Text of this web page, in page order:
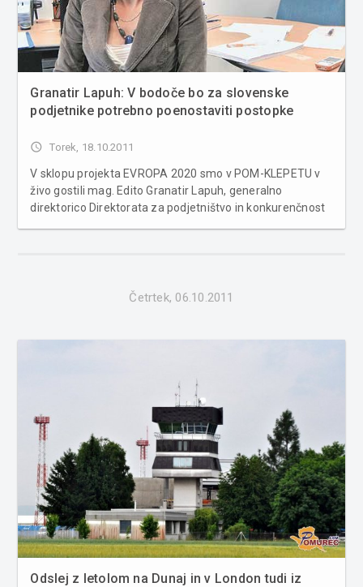
Granatir Lapuh: V bodoče bo za slovenske
podjetnike potrebno poenostaviti postopke
access_time Torek, 18.10.2011
V sklopu projekta EVROPA 2020 smo v POM-KLEPETU v
živo gostili mag. Edito Granatir Lapuh, generalno
direktorico Direktorata za podjetništvo in konkurenčnost
Četrtek, 06.10.2011
Odslej z letolom na Dunaj in v London tudi iz